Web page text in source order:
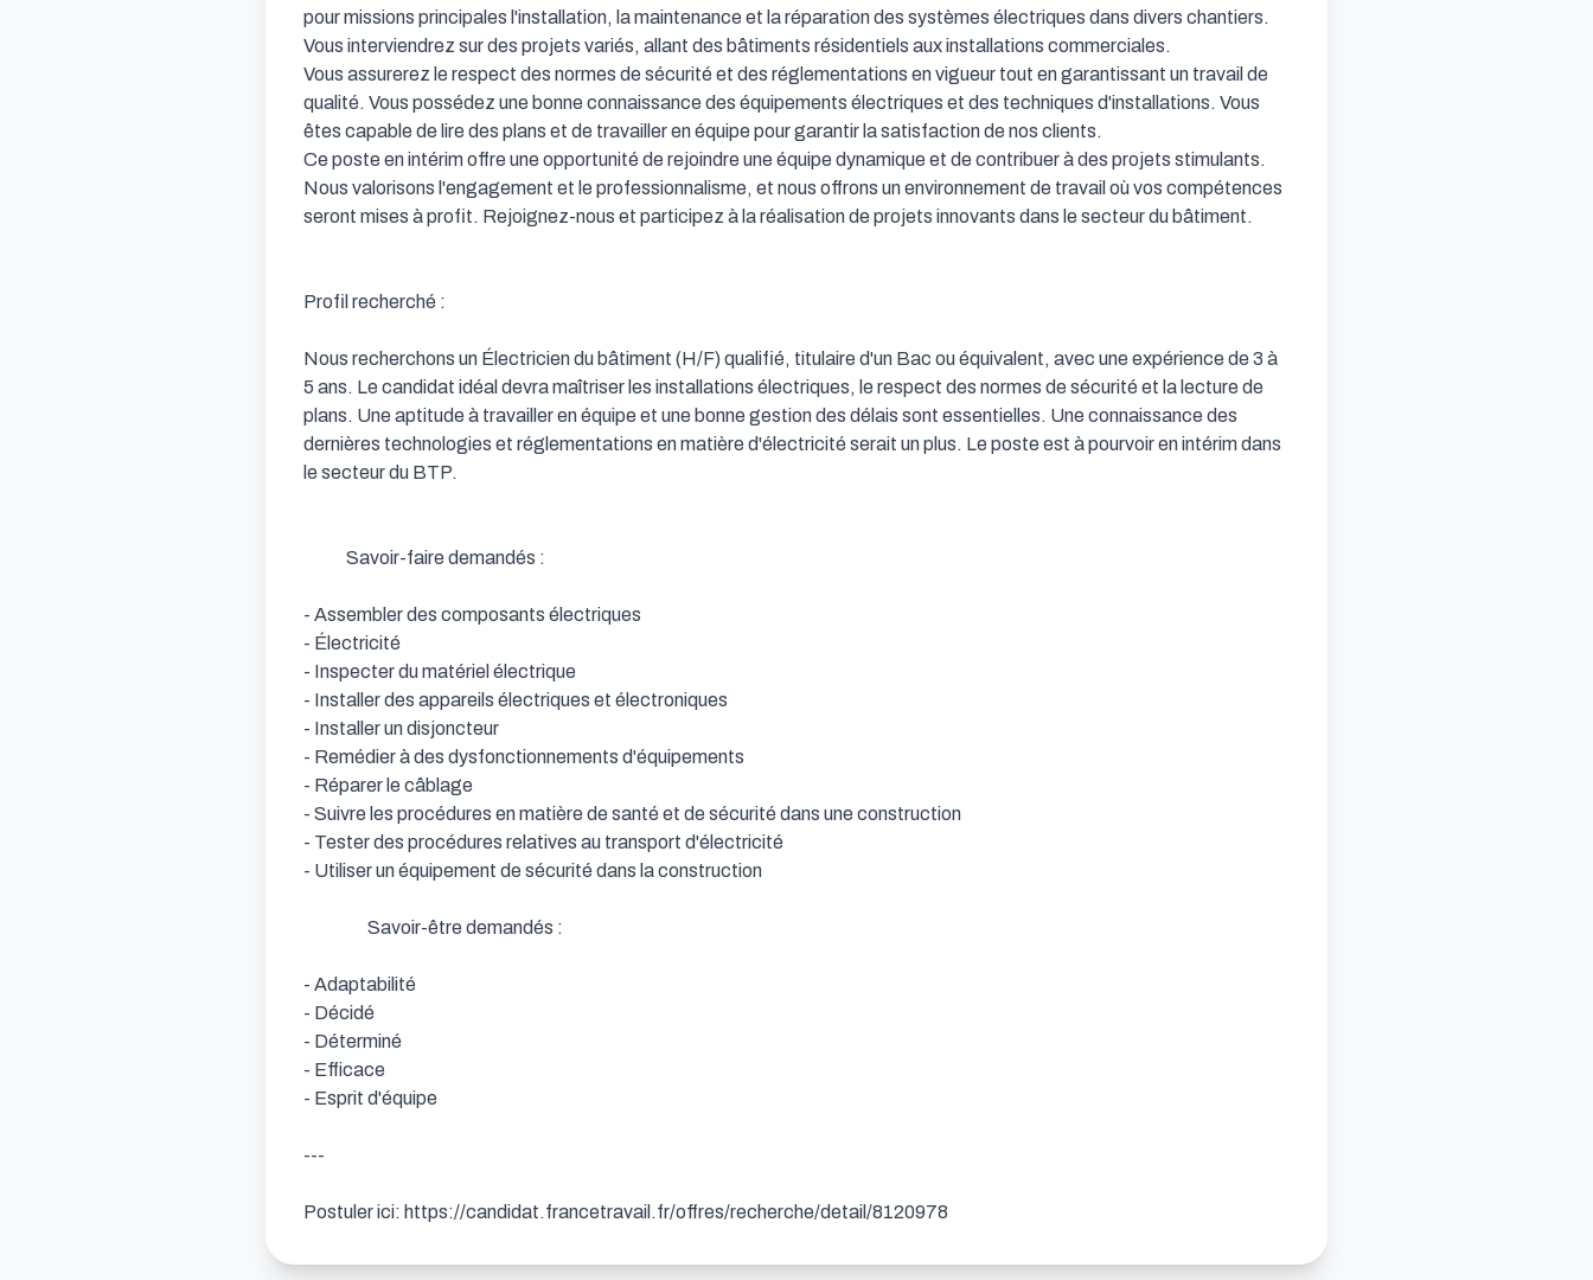
pour missions principales l'installation, la maintenance et la réparation des systèmes électriques dans divers chantiers.
Vous interviendrez sur des projets variés, allant des bâtiments résidentiels aux installations commerciales.
Vous assurerez le respect des normes de sécurité et des réglementations en vigueur tout en garantissant un travail de
qualité. Vous possédez une bonne connaissance des équipements électriques et des techniques d'installations. Vous
êtes capable de lire des plans et de travailler en équipe pour garantir la satisfaction de nos clients.
Ce poste en intérim offre une opportunité de rejoindre une équipe dynamique et de contribuer à des projets stimulants.
Nous valorisons l'engagement et le professionnalisme, et nous offrons un environnement de travail où vos compétences
seront mises à profit. Rejoignez-nous et participez à la réalisation de projets innovants dans le secteur du bâtiment.
Profil recherché :
Nous recherchons un Électricien du bâtiment (H/F) qualifié, titulaire d'un Bac ou équivalent, avec une expérience de 3 à
5 ans. Le candidat idéal devra maîtriser les installations électriques, le respect des normes de sécurité et la lecture de
plans. Une aptitude à travailler en équipe et une bonne gestion des délais sont essentielles. Une connaissance des
dernières technologies et réglementations en matière d'électricité serait un plus. Le poste est à pourvoir en intérim dans
le secteur du BTP.
- Assembler des composants électriques
- Électricité
- Inspecter du matériel électrique
- Installer des appareils électriques et électroniques
- Installer un disjoncteur
- Remédier à des dysfonctionnements d'équipements
- Réparer le câblage
- Suivre les procédures en matière de santé et de sécurité dans une construction
- Tester des procédures relatives au transport d'électricité
- Utiliser un équipement de sécurité dans la construction
- Adaptabilité
- Décidé
- Déterminé
- Efficace
- Esprit d'équipe
---
Postuler ici: https://candidat.francetravail.fr/offres/recherche/detail/8120978